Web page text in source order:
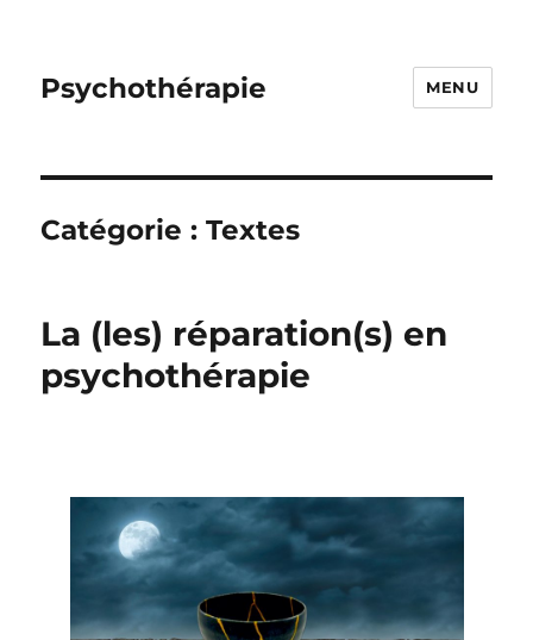
Psychothérapie MENU
Catégorie :Textes
La (les) réparation(s) en
psychothérapie